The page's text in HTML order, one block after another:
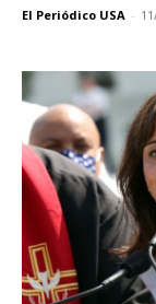
El Periódico USA -